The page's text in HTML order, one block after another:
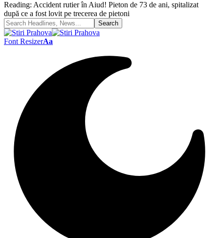
Reading: Accident rutier în Aiud! Pieton de 73 de ani, spitalizat
după ce a fost lovit pe trecerea de pietoni
Font ResizerAa